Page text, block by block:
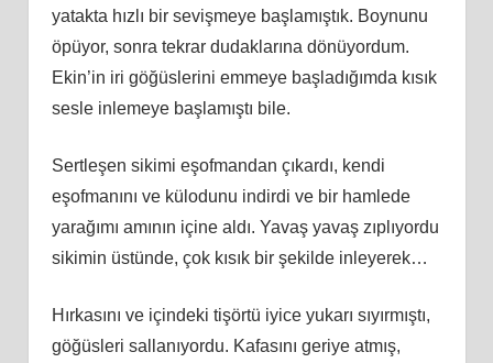
yatakta hızlı bir sevişmeye başlamıştık. Boynunu
öpüyor, sonra tekrar dudaklarına dönüyordum.
Ekin’in iri göğüslerini emmeye başladığımda kısık
sesle inlemeye başlamıştı bile.
Sertleşen sikimi eşofmandan çıkardı, kendi
eşofmanını ve külodunu indirdi ve bir hamlede
yarağımı amının içine aldı. Yavaş yavaş zıplıyordu
sikimin üstünde, çok kısık bir şekilde inleyerek…
Hırkasını ve içindeki tişörtü iyice yukarı sıyırmıştı,
göğüsleri sallanıyordu. Kafasını geriye atmış,